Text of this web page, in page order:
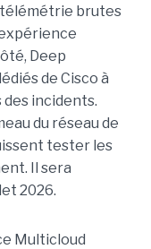
brutes
Deep
de Cisco à
des incidents.
du réseau de
tester les
Il sera
2026.
Multicloud